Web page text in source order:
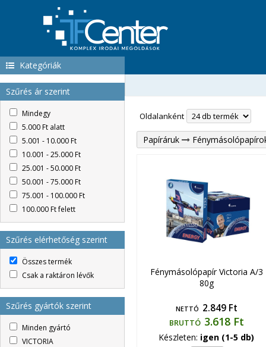
Kategóriák
Szűrés ár szerint
Mindegy
5.000 Ft alatt
5.001 - 10.000 Ft
10.001 - 25.000 Ft
25.001 - 50.000 Ft
50.001 - 75.000 Ft
75.001 - 100.000 Ft
100.000 Ft felett
Szűrés elérhetőség szerint
Összes termék
Csak a raktáron lévők
Szűrés gyártók szerint
Minden gyártó
VICTORIA
Oldalanként
Papíráruk
Fénymásolópapír Victoria A/3
80g
NETTÓ 2.849 Ft
BRUTTÓ 3.618 Ft
Készleten: igen (1-5 db)